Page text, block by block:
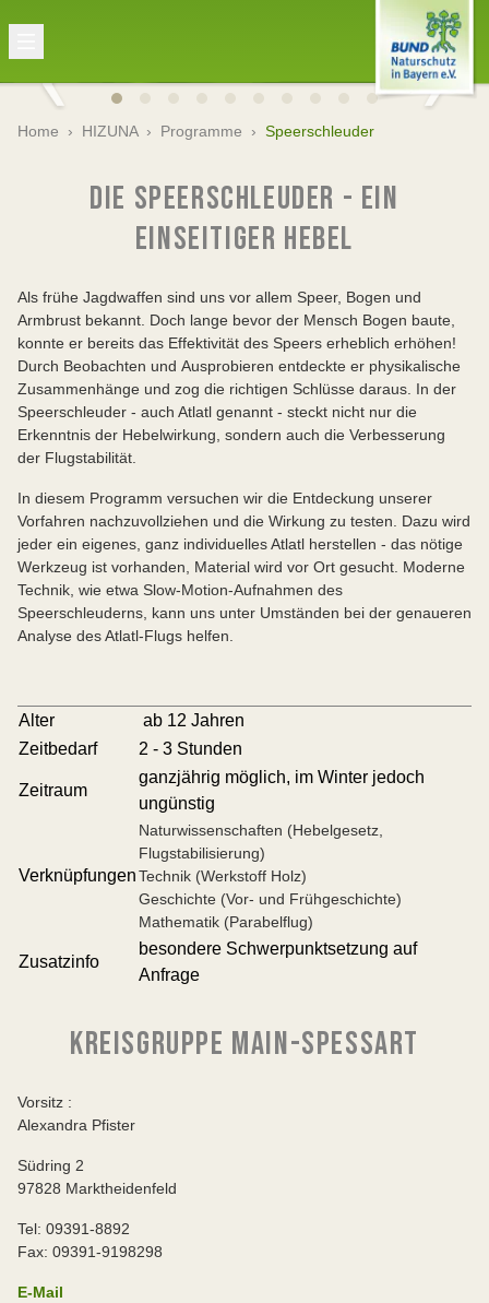
Home › HIZUNA› Programme › Speerschleuder
DIE SPEERSCHLEUDER - EIN
EINSEITIGER HEBEL
Als frühe Jagdwaffen sind uns vor allem Speer, Bogen und
Armbrust bekannt. Doch lange bevor der Mensch Bogen baute,
konnte er bereits das Effektivität des Speers erheblich erhöhen!
Durch Beobachten und Ausprobieren entdeckte er physikalische
Zusammenhänge und zog die richtigen Schlüsse daraus. In der
Speerschleuder - auch Atlatl genannt - steckt nicht nur die
Erkenntnis der Hebelwirkung, sondern auch die Verbesserung
der Flugstabilität.
In diesem Programm versuchen wir die Entdeckung unserer
Vorfahren nachzuvollziehen und die Wirkung zu testen. Dazu wird
jeder ein eigenes, ganz individuelles Atlatl herstellen - das nötige
Werkzeug ist vorhanden, Material wird vor Ort gesucht. Moderne
Technik, wie etwa Slow-Motion-Aufnahmen des
Speerschleuderns, kann uns unter Umständen bei der genaueren
Analyse des Atlatl-Flugs helfen.
Alter
ab 12 Jahren
Zeitbedarf
2 - 3 Stunden
Zeitraum
ganzjährig möglich, im Winter jedoch
ungünstig
Verknüpfungen
Naturwissenschaften (Hebelgesetz,
Flugstabilisierung)
Technik (Werkstoff Holz)
Geschichte (Vor- und Frühgeschichte)
Mathematik (Parabelflug)
Zusatzinfo
besondere Schwerpunktsetzung auf
Anfrage
KREISGRUPPE MAIN-SPESSART
Vorsitz :
Alexandra Pfister
Südring 2
97828 Marktheidenfeld
Tel: 09391-8892
Fax: 09391-9198298
E-Mail